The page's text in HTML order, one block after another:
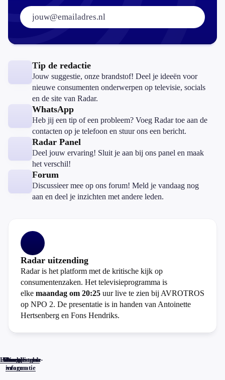
E-mailadres:
Tip de redactie
Jouw suggestie, onze brandstof! Deel je ideeën voor
nieuwe consumenten onderwerpen op televisie, socials
en de site van Radar.
WhatsApp
Heb jij een tip of een probleem? Voeg Radar toe aan de
contacten op je telefoon en stuur ons een bericht.
Radar Panel
Deel jouw ervaring! Sluit je aan bij ons panel en maak
het verschil!
Forum
Discussieer mee op ons forum! Meld je vandaag nog
aan en deel je inzichten met andere leden.
Radar uitzending
Radar is het platform met de kritische kijk op
consumentenzaken. Het televisieprogramma is
elke maandag om 20:25 uur live te zien bij AVROTROS
op NPO 2. De presentatie is in handen van Antoinette
Hertsenberg en Fons Hendriks.
Home
Actueel
Uitzendingen
Reacties
Programma-
informatie
Veelgestelde
vragen